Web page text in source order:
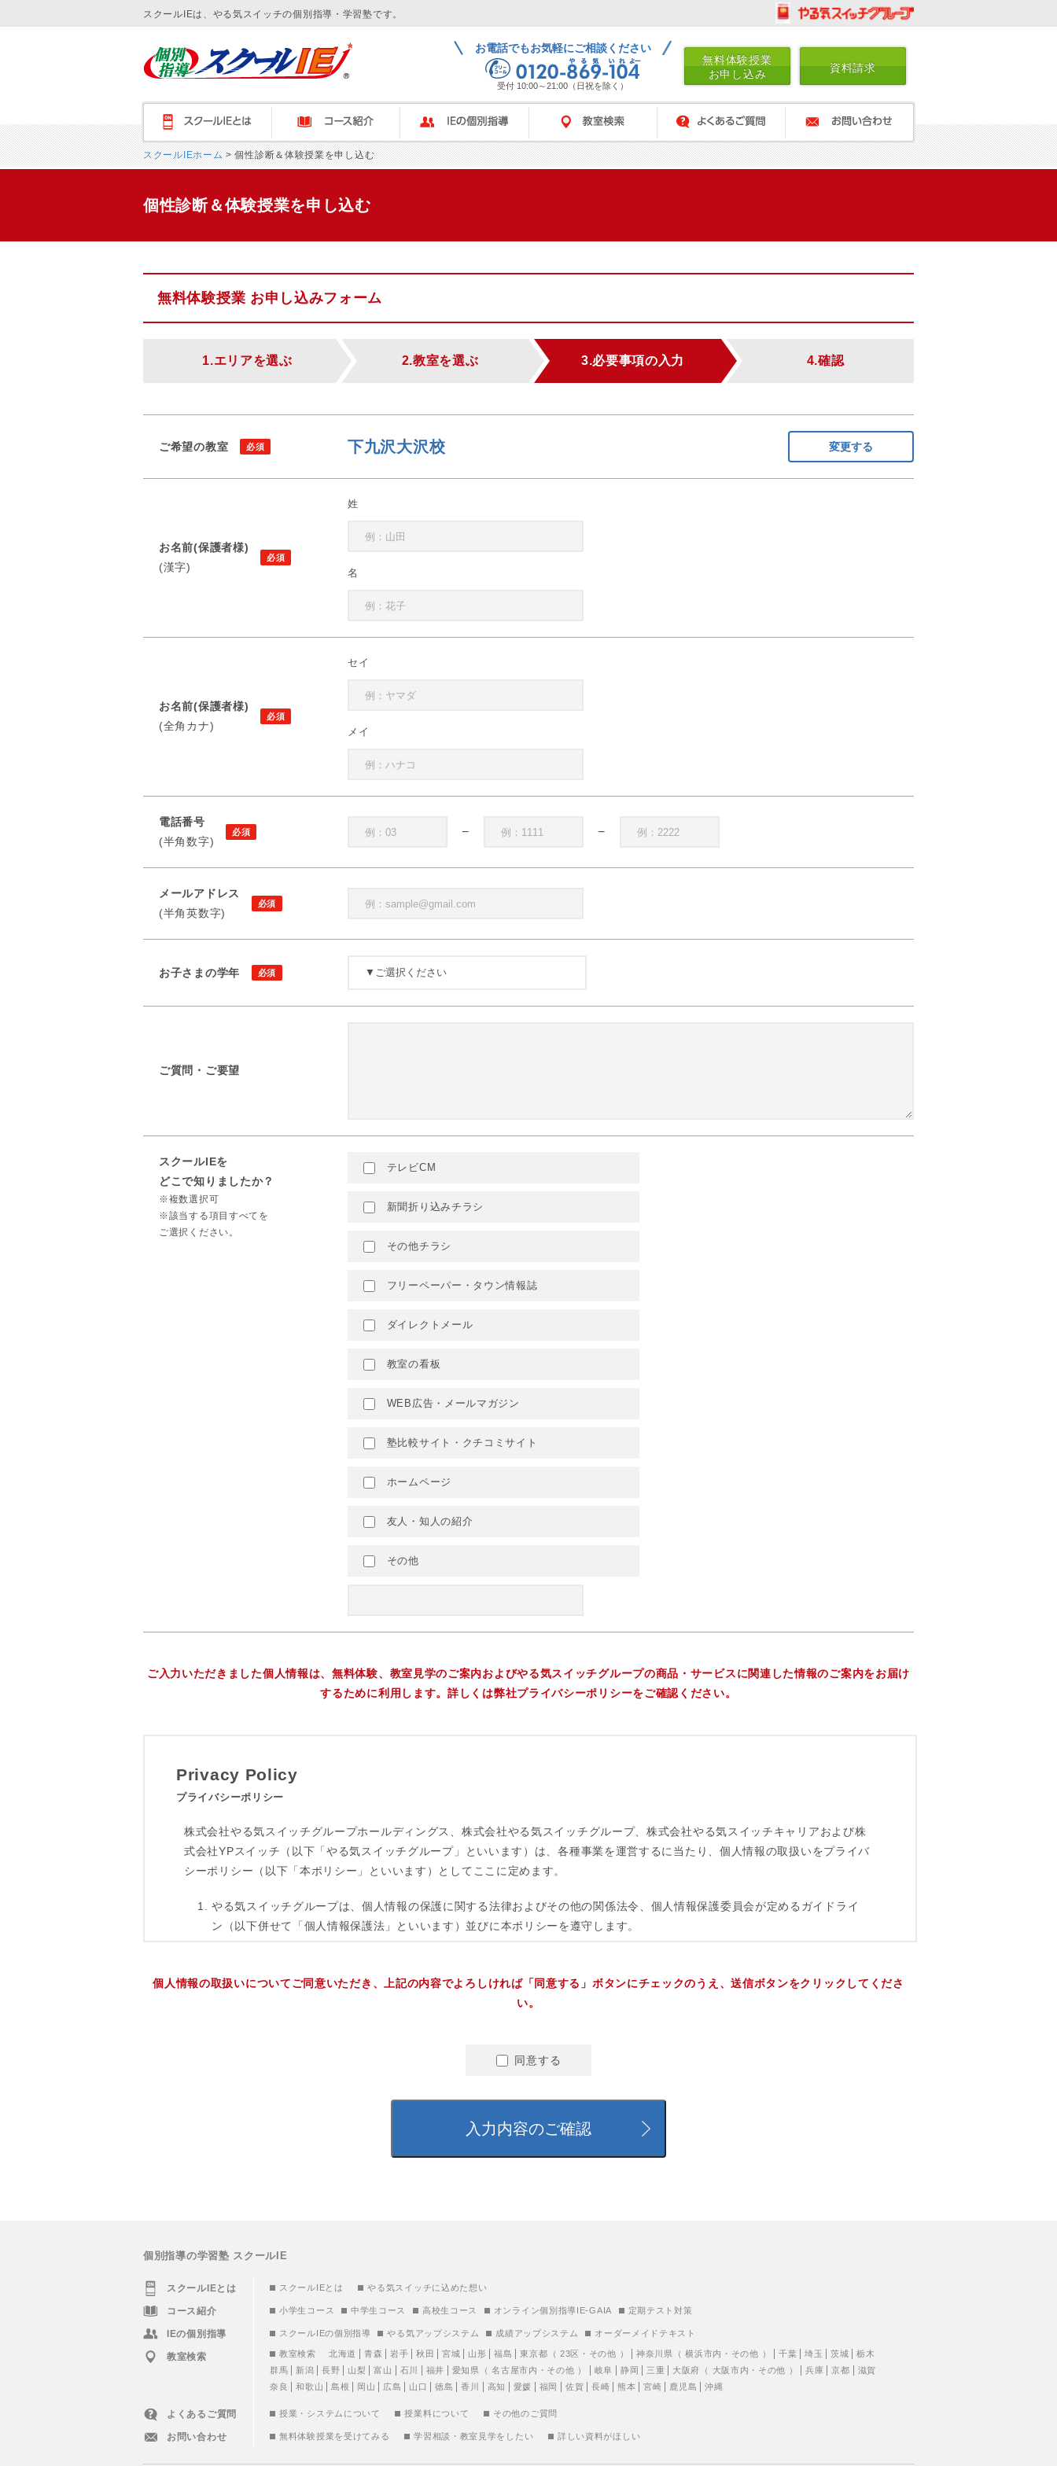
スクールIEは、やる気スイッチの個別指導・学習塾です。
お電話でもお気軽にご相談ください
受付 10:00～21:00（日祝を除く）
無料体験授業
お申し込み
資料請求
スクールＩＥとは コース紹介 IEの個別指導 教室検索 よくあるご質問 お問い合わせ
スクールIEホーム> 個性診断＆体験授業を申し込む
個性診断＆体験授業を申し込む
無料体験授業 お申し込みフォーム
1.エリアを選ぶ 2.教室を選ぶ 3.必要事項の入力 4.確認
ご希望の教室 下九沢大沢校 変更する
お名前(保護者様)
(漢字)
姓
名
お名前(保護者様)
(全角カナ)
セイ
メイ
電話番号
(半角数字)
− −
メールアドレス
(半角英数字)
お子さまの学年
ご質問・ご要望
スクールIEを
どこで知りましたか？
※複数選択可
※該当する項目すべてを
ご選択ください。
テレビCM
新聞折り込みチラシ
その他チラシ
フリーペーパー・タウン情報誌
ダイレクトメール
教室の看板
WEB広告・メールマガジン
塾比較サイト・クチコミサイト
ホームページ
友人・知人の紹介
その他
ご入力いただきました個人情報は、無料体験、教室見学のご案内およびやる気スイッチグループの商品・サービスに関連した情報のご案内をお届け
するために利用します。詳しくは弊社プライバシーポリシーをご確認ください。
個人情報の取扱いについてご同意いただき、上記の内容でよろしければ「同意する」ボタンにチェックのうえ、送信ボタンをクリックしてくださ
い。
同意する
個別指導の学習塾 スクールIE
スクールIEとは スクールIEとは やる気スイッチに込めた想い
コース紹介 小学生コース 中学生コース 高校生コース オンライン個別指導IE-GAIA 定期テスト対策
IEの個別指導 スクールIEの個別指導 やる気アップシステム 成績アップシステム オーダーメイドテキスト
教室検索 教室検索 北海道 青森 岩手 秋田 宮城 山形 福島 東京都 （ 23区 ・ その他 ） 神奈川県 （横浜市内 ・ その他 ） 千葉 埼玉 茨城
栃木
群馬
新潟 長野 山梨 富山 石川 福井 愛知県 （名古屋市内 ・ その他 ） 岐阜 静岡 三重 大阪府 （ 大阪市内 ・ その他 ） 兵庫 京都
滋賀
奈良
和歌山 島根 岡山 広島 山口 徳島 香川 高知 愛媛 福岡 佐賀 長崎 熊本 宮崎 鹿児島 沖縄
よくあるご質問 授業・システムについて 授業料について その他のご質問
お問い合わせ 無料体験授業を受けてみる 学習相談・教室見学をしたい 詳しい資料がほしい